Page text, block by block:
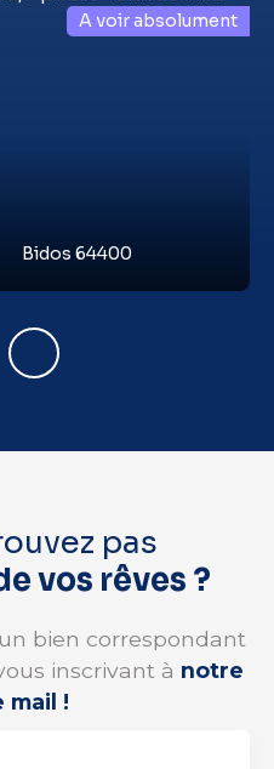
Bidos 64400
A voir absolument
pas
vos rêves ?
bien correspondant
inscrivant à notre
mail !